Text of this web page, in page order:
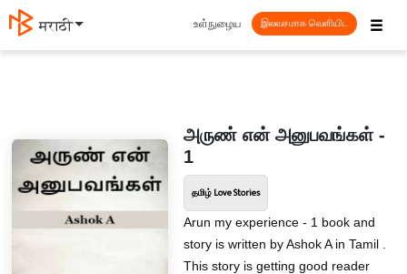
मराठी ☰
உள்நுழைய இலவசமாக வெளியிட
அருண் என் அனுபவங்கள் -
1
தமிழ் Love Stories
Arun my experience - 1 book and
story is written by Ashok A in Tamil .
This story is getting good reader